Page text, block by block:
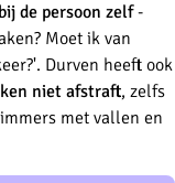
de persoon zelf-
Moet ik van
Durven heeft ook
niet afstraft, zelfs
met vallen en